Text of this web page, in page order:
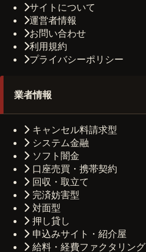
サイトについて
運営者情報
お問い合わせ
利用規約
プライバシーポリシー
業者情報
キャンセル料請求型
システム金融
ソフト闇金
口座売買・携帯契約
回収・取立て
完済妨害型
対面型
押し貸し
申込みサイト・紹介屋
給料・経費ファクタリング